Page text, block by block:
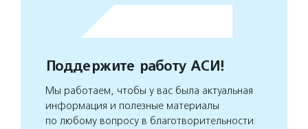
Поддержите работу АСИ!
Мы работаем, чтобы у вас была актуальная
информация и полезные материалы
по любому вопросу в благотворительности.